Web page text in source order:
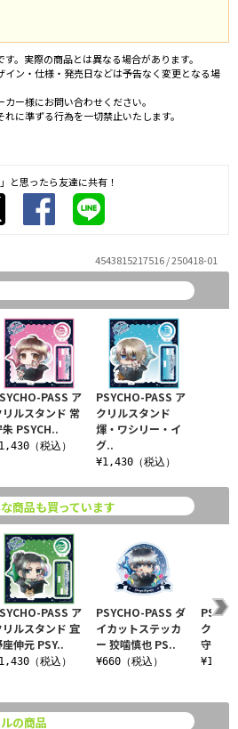
。実際の商品とは異なる場合があります。
イン・仕様・発売日などは予告なく変更となる場
ー様にお問い合わせください。
に準ずる行為を一切禁止いたします。
」と思ったら友達に共有！
4543815217516 / 250418-01
PASS ア
リルスタンド 常
朱 PSYCH..
（税込）
PSYCHO-PASS ア
クリルスタンド
煇・ワシリー・イ
グ..
¥1,430（税込）
商品も買っています
PASS ア
リルスタンド 宜
座伸元 PSY..
（税込）
PSYCHO-PASS ダ
イカットステッカ
ー 狡噛慎也 PS..
¥660（税込）
クリル
守朱
¥1,430
の商品